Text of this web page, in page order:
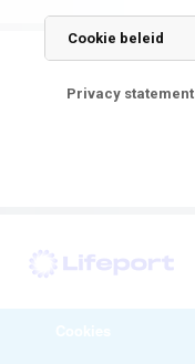
Cookie beleid
Privacy statement